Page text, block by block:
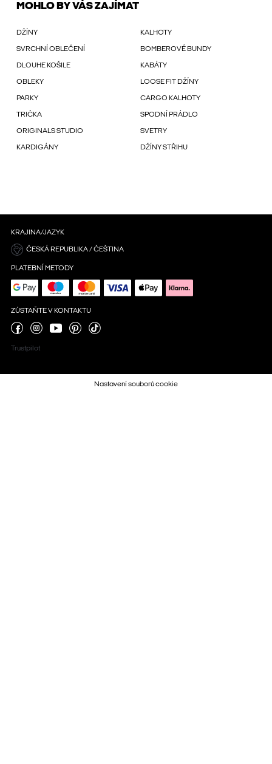
MOHLO BY VÁS ZAJÍMAT
DŽÍNY KALHOTY
SVRCHNÍ OBLEČENÍ BOMBEROVÉ BUNDY
DLOUHE KOŠILE KABÁTY
OBLEKY LOOSE FIT DŽÍNY
PARKY CARGO KALHOTY
TRIČKA SPODNÍ PRÁDLO
ORIGINALS STUDIO SVETRY
KARDIGÁNY DŽÍNY STŘIHU
KRAJINA/JAZYK
ČESKÁ REPUBLIKA / ČEŠTINA
PLATEBNÍ METODY
ZŮSTAŇTE V KONTAKTU
Trustpilot
Nastavení souborů cookie